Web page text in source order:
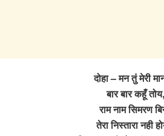
दोहा – मन तुं मेरी
बार बार कहूँ तोय,
राम नाम सिमरण
तेरा निस्तारा नही